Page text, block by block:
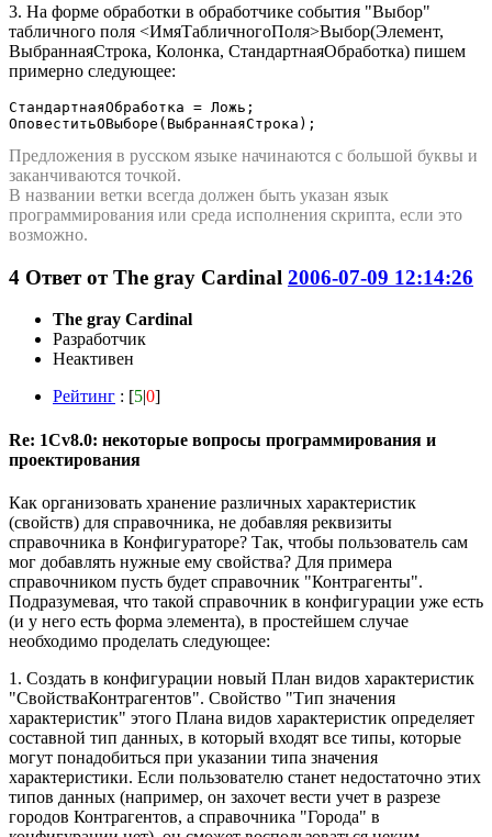
3. На форме обработки в обработчике события "Выбор"
табличного поля <ИмяТабличногоПоля>Выбор(Элемент,
ВыбраннаяСтрока, Колонка, СтандартнаяОбработка) пишем
примерно следующее:
СтандартнаяОбработка = Ложь;
ОповеститьОВыборе(ВыбраннаяСтрока);
Предложения в русском языке начинаются с большой буквы и
заканчиваются точкой.
В названии ветки всегда должен быть указан язык
программирования или среда исполнения скрипта, если это
возможно.
4 Ответ отThe gray Cardinal 2006-07-09 12:14:26
The gray Cardinal
Разработчик
Неактивен
Рейтинг : [5|0]
Re: 1Cv8.0: некоторые вопросы программирования и
проектирования
Как организовать хранение различных характеристик
(свойств) для справочника, не добавляя реквизиты
справочника в Конфигураторе? Так, чтобы пользователь сам
мог добавлять нужные ему свойства? Для примера
справочником пусть будет справочник "Контрагенты".
Подразумевая, что такой справочник в конфигурации уже есть
(и у него есть форма элемента), в простейшем случае
необходимо проделать следующее:
1. Создать в конфигурации новый План видов характеристик
"СвойстваКонтрагентов". Свойство "Тип значения
характеристик" этого Плана видов характеристик определяет
составной тип данных, в который входят все типы, которые
могут понадобиться при указании типа значения
характеристики. Если пользователю станет недостаточно этих
типов данных (например, он захочет вести учет в разрезе
городов Контрагентов, а справочника "Города" в